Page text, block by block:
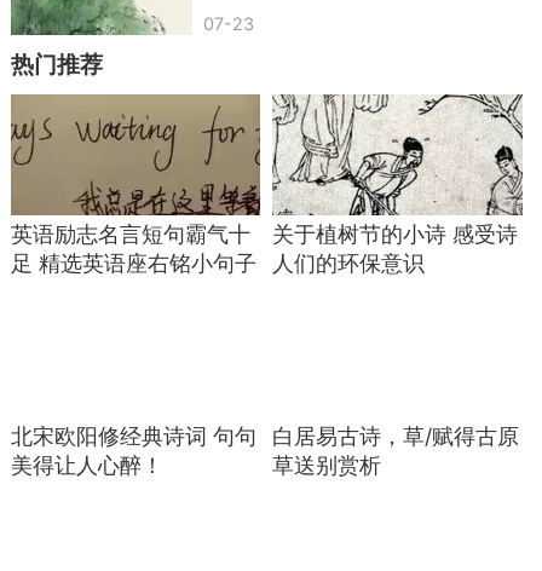
31. 身无彩凤双飞翼，心有灵犀一点通。——李
商隐《无题·昨夜星辰昨夜风》
32. 此情可待成追忆，只是当时已惘然。——
李商隐《锦瑟》
35. 故人西辞黄鹤楼，烟花三月下扬州。——
07-23
热门推荐
英语励志名言短句霸气十
足 精选英语座右铭小句子
关于植树节的小诗 感受诗
人们的环保意识
北宋欧阳修经典诗词 句句
美得让人心醉！
白居易古诗，草/赋得古原
草送别赏析